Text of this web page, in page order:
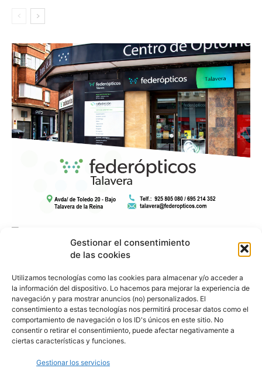
Gestionar el consentimiento
de las cookies
Utilizamos tecnologías como las cookies para almacenar y/o acceder a
la información del dispositivo. Lo hacemos para mejorar la experiencia de
navegación y para mostrar anuncios (no) personalizados. El
consentimiento a estas tecnologías nos permitirá procesar datos como el
comportamiento de navegación o los ID's únicos en este sitio. No
consentir o retirar el consentimiento, puede afectar negativamente a
ciertas características y funciones.
Gestionar los servicios